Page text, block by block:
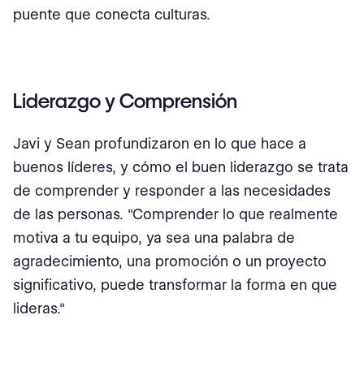
puente que conecta culturas.
Liderazgo y Comprensión
Javi y Sean profundizaron en lo que hace a
buenos líderes, y cómo el buen liderazgo se trata
de comprender y responder a las necesidades
de las personas. "Comprender lo que realmente
motiva a tu equipo, ya sea una palabra de
agradecimiento, una promoción o un proyecto
significativo, puede transformar la forma en que
lideras."